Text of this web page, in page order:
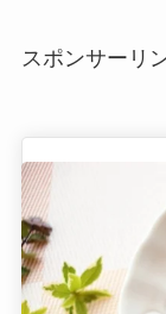
スポンサーリ